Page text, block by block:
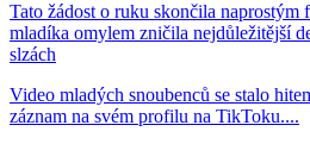
Tato žádost o ruku skončila naprostým
mladíka omylem zničila nejdůležitější
slzách
Video mladých snoubenců se stalo
záznam na svém profilu na TikToku....